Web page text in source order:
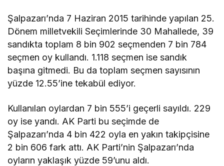
Şalpazarı’nda 7 Haziran 2015 tarihinde yapılan 25.
Dönem milletvekili Seçimlerinde 30 Mahallede, 39
sandıkta toplam 8 bin 902 seçmenden 7 bin 784
seçmen oy kullandı. 1.118 seçmen ise sandık
başına gitmedi. Bu da toplam seçmen sayısının
yüzde 12.55’ine tekabül ediyor.
Kullanılan oylardan 7 bin 555’i geçerli sayıldı. 229
oy ise yandı. AK Parti bu seçimde de
Şalpazarı’nda 4 bin 422 oyla en yakın takipçisine
2 bin 606 fark attı. AK Parti’nin Şalpazarı’nda
oyların yaklaşık yüzde 59’unu aldı.